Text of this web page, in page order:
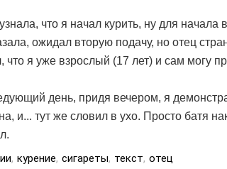
что я начал курить, ну для
ожидал вторую подачу, но отец
что я уже взрослый (17 лет) и сам могу
день, придя вечером, я
и... тут же словил в ухо. Просто батя
, курение, сигареты, текст, отец